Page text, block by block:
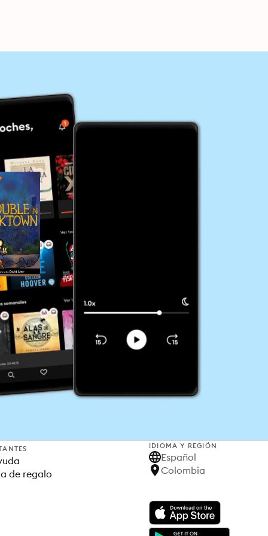
de regalo
IDIOMA Y REGIÓN
Español
Colombia